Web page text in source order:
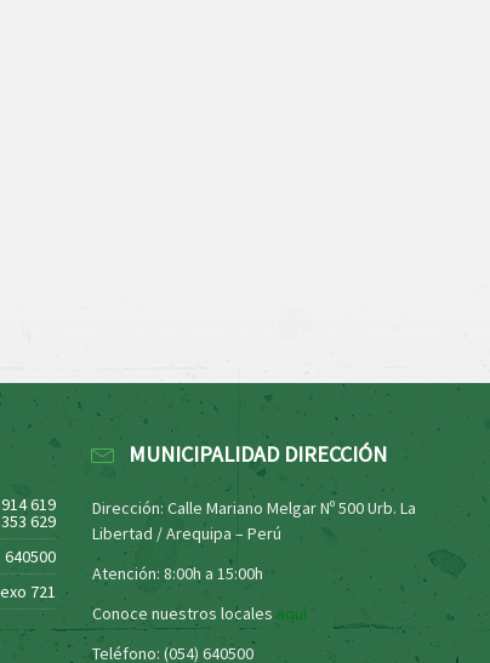
619
629
640500
721
MUNICIPALIDAD DIRECCIÓN
Dirección: Calle Mariano Melgar Nº 500 Urb. La
Libertad / Arequipa – Perú
Atención: 8:00h a 15:00h
Conoce nuestros locales aquí
Teléfono: (054) 640500